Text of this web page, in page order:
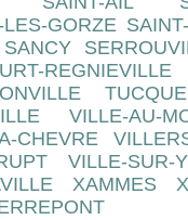
GORZE
REGNIEVILLE
VILLE-AU-
CHEVRE
VILLE-SUR-
XAMMES